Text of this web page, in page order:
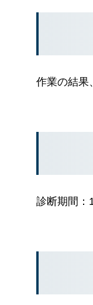
作業の結果
診断期間：